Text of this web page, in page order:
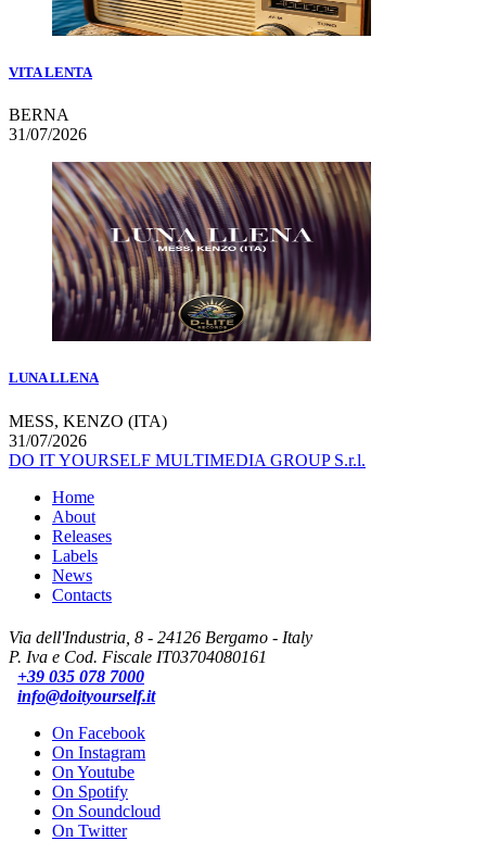
VITA LENTA
BERNA
31/07/2026
LUNA LLENA
MESS, KENZO (ITA)
31/07/2026
DO IT YOURSELF MULTIMEDIA GROUP S.r.l.
Home
About
Releases
Labels
News
Contacts
Via dell'Industria, 8 - 24126 Bergamo - Italy
P. Iva e Cod. Fiscale IT03704080161
+39 035 078 7000
info@doityourself.it
On Facebook
On Instagram
On Youtube
On Spotify
On Soundcloud
On Twitter